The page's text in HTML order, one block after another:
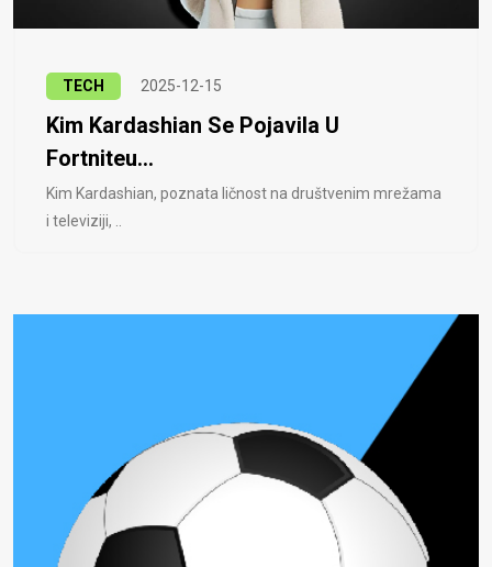
TECH 2025-12-15
Kim Kardashian Se Pojavila U
Fortniteu...
Kim Kardashian, poznata ličnost na društvenim mrežama
i televiziji, ..